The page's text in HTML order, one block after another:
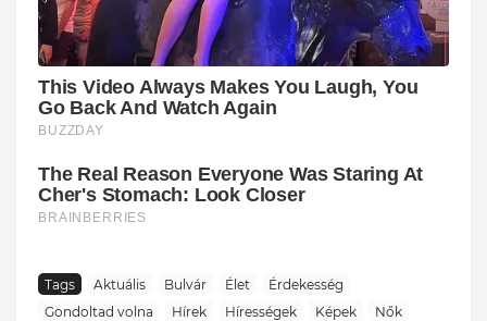
Tags Aktuális Bulvár Élet
Érdekesség
Gondoltad volna
Hírek Hírességek Képek
Nők